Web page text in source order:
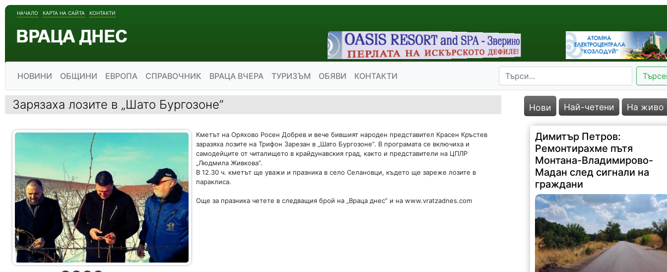
НАЧАЛО КАРТА НА САЙТА КОНТАКТИ
НОВИНИ ОБЩИНИ ЕВРОПА СПРАВОЧНИК ВРАЦА ВЧЕРА ТУРИЗЪМ ОБЯВИ КОНТАКТИ
Зарязаха лозите в „Шато Бургозоне”
Кметът на Оряхово Росен Добрев и вече бившият народен представител Красен Кръстев
заразяха лозите на Трифон Зарезан в „Шато Бургозоне”. В програмата се включиха и
самодейците от читалището в крайдунавския град, както и представители на ЦПЛР
„Людмила Живкова”.
В 12.30 ч. кметът ще уважи и празника в село Селановци, където ще зареже лозите в
параклиса.
Още за празника четете в следващия брой на „Враца днес” и на www.vratzadnes.com
Нови Най-четени На живо
Димитър Петров:
Ремонтирахме пътя
Монтана-Владимирово-
Мадан след сигнали на
граждани